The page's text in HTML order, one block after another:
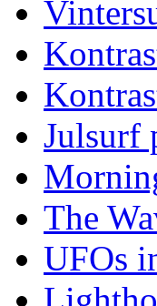
Julsurf
The
UFOs